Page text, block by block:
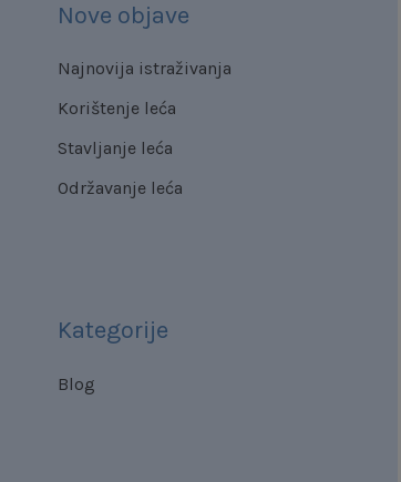
Nove objave
Najnovija istraživanja
Korištenje leća
Stavljanje leća
Održavanje leća
Kategorije
Blog